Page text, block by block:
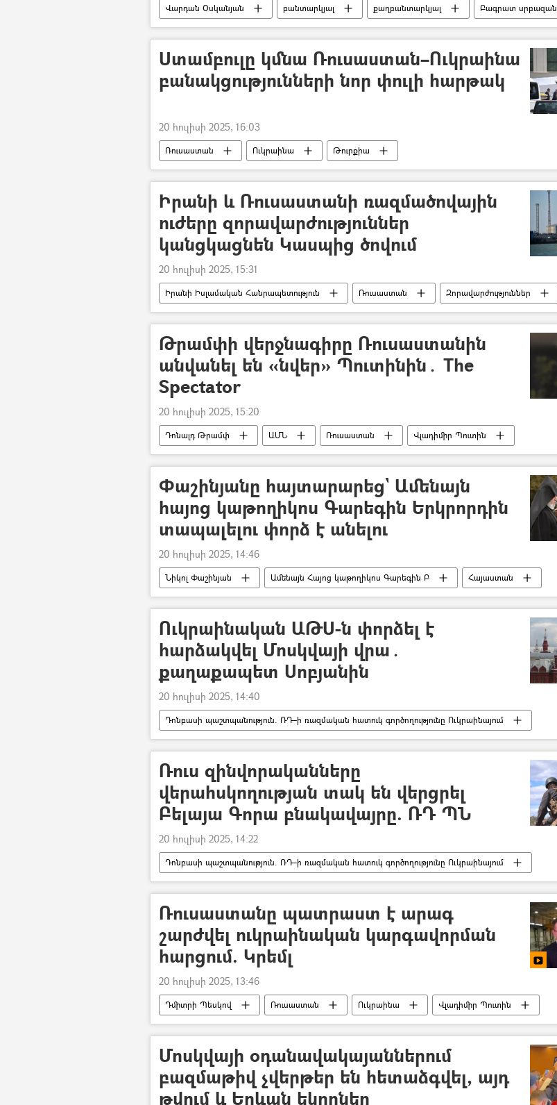
Վարդան Օսկանյան բանտարկյալ քաղբանտարկյալ
Բագրատ սրբազան
Միքայել արքեպիսկոպոս Աջապահյան
Հայաստան
Ստամբուլը կմնա Ռուսաստան–Ուկրաինա
բանակցությունների նոր փուլի հարթակ
20 հուլիսի 2025, 16:03
Ռուսաստան Ուկրաինա Թուրքիա
Իրանի և Ռուսաստանի ռազմածովային
ուժերը զորավարժություններ
կանցկացնեն Կասպից ծովում
20 հուլիսի 2025, 15:31
Իրանի Իսլամական Հանրապետություն Ռուսաստան Զորավարժություններ
Թրամփի վերջնագիրը Ռուսաստանին
անվանել են «նվեր» Պուտինին․ The
Spectator
20 հուլիսի 2025, 15:20
Դոնալդ Թրամփ ԱՄՆ Ռուսաստան Վլադիմիր Պուտին
Փաշինյանը հայտարարեց` Ամենայն
հայոց կաթողիկոս Գարեգին Երկրորդին
տապալելու փորձ է անելու
20 հուլիսի 2025, 14:46
Նիկոլ Փաշինյան Ամենայն Հայոց կաթողիկոս Գարեգին Բ
Հայաստան
Մայր Աթոռ Սուրբ Էջմիածին
Ուկրաինական ԱԹՍ-ն փորձել է
հարձակվել Մոսկվայի վրա․
քաղաքապետ Սոբյանին
20 հուլիսի 2025, 14:40
Դոնբասի պաշտպանություն. ՌԴ–ի ռազմական հատուկ գործողությունը Ուկրաինայում
անօդաչու թռչող սարք (ԱԹՍ)
Մոսկվա թռիչք
Սերգեյ Սոբյանին
Ուկրաինա
Ռուս զինվորականները
վերահսկողության տակ են վերցրել
Բելայա Գորա բնակավայրը. ՌԴ ՊՆ
20 հուլիսի 2025, 14:22
Դոնբասի պաշտպանություն. ՌԴ–ի ռազմական հատուկ գործողությունը Ուկրաինայում
Ռուսաստան
Ուկրաինա Պատերազմ Դոնեցկ
Ռուսաստանը պատրաստ է արագ
շարժվել ուկրաինական կարգավորման
հարցում. Կրեմլ
20 հուլիսի 2025, 13:46
Դմիտրի Պեսկով Ռուսաստան Ուկրաինա Վլադիմիր Պուտին
Մոսկվայի օդանավակայաններում
բազմաթիվ չվերթեր են հետաձգվել, այդ
թվում և Երևան եկողներ